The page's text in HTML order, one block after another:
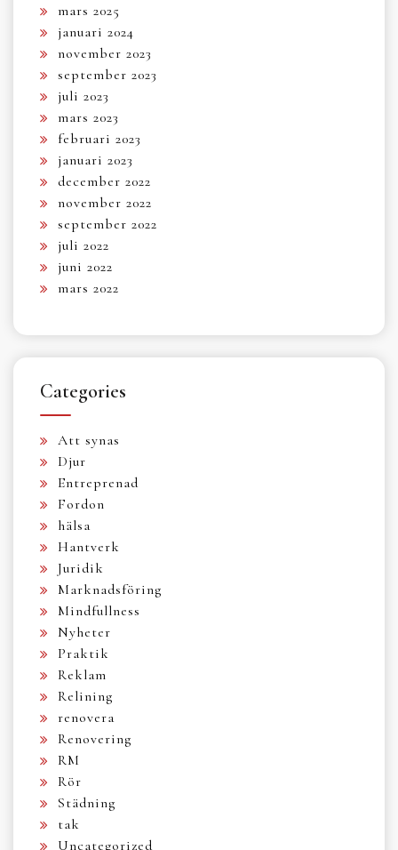
mars 2025
januari 2024
november 2023
september 2023
juli 2023
mars 2023
februari 2023
januari 2023
december 2022
november 2022
september 2022
juli 2022
juni 2022
mars 2022
Categories
Att synas
Djur
Entreprenad
Fordon
hälsa
Hantverk
Juridik
Marknadsföring
Mindfullness
Nyheter
Praktik
Reklam
Relining
renovera
Renovering
RM
Rör
Städning
tak
Uncategorized